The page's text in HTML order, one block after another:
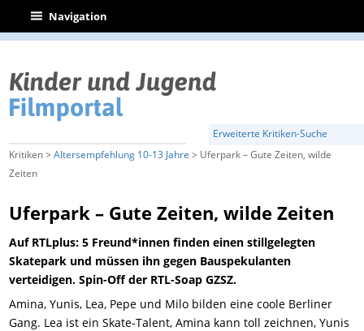
| Navigation
Erweiterte Kritiken-Suche
Kritiken >Altersempfehlung 10-13 Jahre > Uferpark – Gute Zeiten, wilde
Zeiten
Uferpark – Gute Zeiten, wilde Zeiten
Auf RTLplus: 5 Freund*innen finden einen stillgelegten
Skatepark und müssen ihn gegen Bauspekulanten
verteidigen. Spin-Off der RTL-Soap GZSZ.
Amina, Yunis, Lea, Pepe und Milo bilden eine coole Berliner
Gang. Lea ist ein Skate-Talent, Amina kann toll zeichnen, Yunis